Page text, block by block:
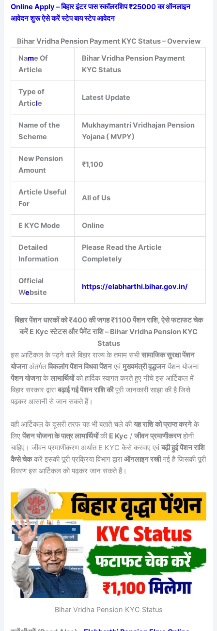
Online Apply – बिहार इंटर पास स्कॉलरशिप ₹25000 का ऑनलाइन
आवेदन शुरू ऐसे करें स्टेप बाय स्टेप आवेदन
Bihar Vridha Pension Payment KYC Status – Overview
Name Of
Article
Bihar Vridha Pension Payment
KYC Status
Type of
Article
Latest Update
Name of the
Scheme
Mukhaymantri Vridhajan Pension
Yojana ( MVPY)
New Pension
Amount
₹1,100
Article Useful
For
All of Us
E KYC Mode Online
Detailed
Information
Please Read the Article
Completely
Official
Website
https://elabharthi.bihar.gov.in/
बिहार पेंशन धारकों को ₹400 की जगह ₹1100 पेंशन राशि, ऐसे फटाफट चेक
करें E Kyc स्टेटस और पैमेंट राशि – Bihar Vridha Pension KYC
Status
इस आर्टिकल के पढ़ने वाले बिहार राज्य के तमाम सभीसामाजिक सुरक्षा पेंशन
योजनाअंतर्गतविकलांग पेंशन विधवा पेंशनएवंमुख्यमंत्री वृद्धजनपेंशन योजना
पेंशन योजनाकेलाभार्थियोंको हार्दिक स्वागत करते हुए नीचे इस आर्टिकल में
बिहार सरकार द्वाराबढ़ाई गई पेंशन राशि कीपूरी जानकारी साझा की है जिसे
पढ़कर आसानी से जान सकते हैं।
वही आर्टिकल के दूसरी तरफ यह भी बताते चले कीयह राशि को प्राप्त करनेके
लिएपेंशन योजना के पात्र लाभार्थियोंकी E Kyc /जीवन प्रमाणीकरणहोनी
चाहिए। जीवन प्रमाणीकरण अर्थात E KYC कैसे करवाए एवंबढ़ी हुई पेंशन राशि
कैसे चेककरें इसकी पूरी प्रक्रिया विभाग द्वाराऑनलाइन रखीगई है जिसकी पूरी
विवरण इस आर्टिकल को पढ़कर जान सकते हैं।
Bihar Vridha Pension KYC Status